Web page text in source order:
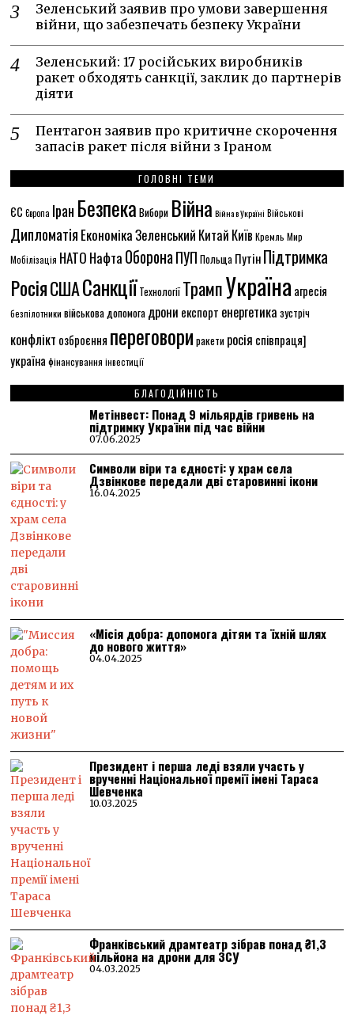
Зеленський заявив про умови завершення
війни, що забезпечать безпеку України
Зеленський: 17 російських виробників
ракет обходять санкції, заклик до партнерів
діяти
Пентагон заявив про критичне скорочення
запасів ракет після війни з Іраном
ГОЛОВНІ ТЕМИ
ЄС Європа Іран Безпека Вибори Війна Війна в Україні Військові
Дипломатія ЕкономікаЗеленський Китай Київ Кремль Мир
Мобілізація НАТО Нафта ОборонаПУП Польща ПутінПідтримка
РосіяСШАСанкціїТехнологіїТрампУкраїна агресія
безпілотники військова допомога дрони експорт енергетика зустріч
конфлікт озброєння переговори ракети росія співпраця]
україна фінансування інвестиції
БЛАГОДІЙНІСТЬ
Метінвест: Понад 9 мільярдів гривень на
підтримку України під час війни
07.06.2025
Символи віри та єдності: у храм села
Дзвінкове передали дві старовинні ікони
16.04.2025
«Місія добра: допомога дітям та їхній шлях
до нового життя»
04.04.2025
Президент і перша леді взяли участь у
врученні Національної премії імені Тараса
Шевченка
10.03.2025
Франківський драмтеатр зібрав понад ₴1,3
мільйона на дрони для ЗСУ
04.03.2025